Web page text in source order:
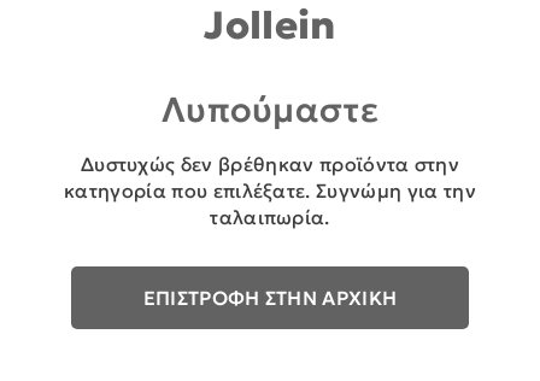
Jollein
Λυπούμαστε
Δυστυχώς δεν βρέθηκαν προϊόντα στην
κατηγορία που επιλέξατε. Συγνώμη για την
ταλαιπωρία.
ΕΠΙΣΤΡΟΦΗ ΣΤΗΝ ΑΡΧΙΚΗ